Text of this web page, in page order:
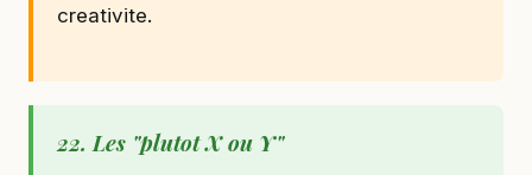
creativite.
22. Les "plutot X ou Y"